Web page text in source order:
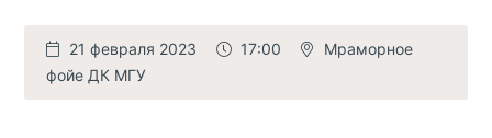
21 февраля 2023 17:00
Мраморное
фойе ДК МГУ